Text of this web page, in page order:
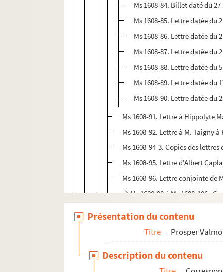
Ms 1608-84. Billet daté du 27
Ms 1608-85. Lettre datée du
Ms 1608-86. Lettre datée du
Ms 1608-87. Lettre datée du
Ms 1608-88. Lettre datée du
Ms 1608-89. Lettre datée du
Ms 1608-90. Lettre datée du
Ms 1608-91. Lettre à Hippolyte
Ms 1608-92. Lettre à M. Taigny à
Ms 1608-94-3. Copies des
Ms 1608-95. Lettre d'Albert
Ms 1608-96. Lettre conjointe de
Ms 1608-98 à Ms 1608-106.
Ms 1736-139. Copie de lettre à
Ms 1751-41. Lettre autographe de
Ms 1751-43. Faire-part du décès de
Présentation du contenu
Titre Prosper
Description du contenu